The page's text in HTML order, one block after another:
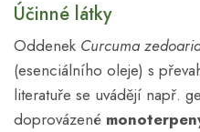
Účinné látky
Oddenek Curcuma
(esenciálního oleje) s
literatuře se uvádějí např.
doprovázené